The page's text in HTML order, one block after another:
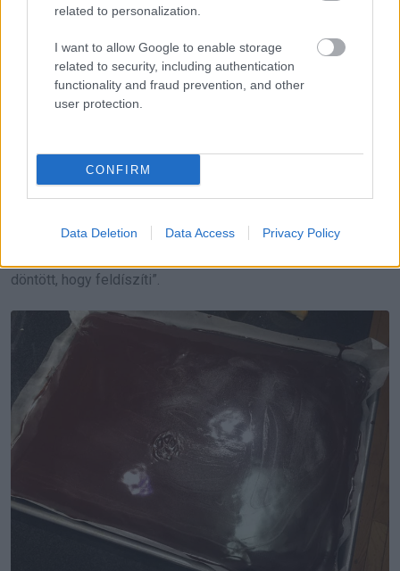
related to personalization.
I want to allow Google to enable storage
related to security, including authentication
functionality and fraud prevention, and other
user protection.
CONFIRM
Data Deletion Data Access Privacy Policy
döntött, hogy feldíszíti”.